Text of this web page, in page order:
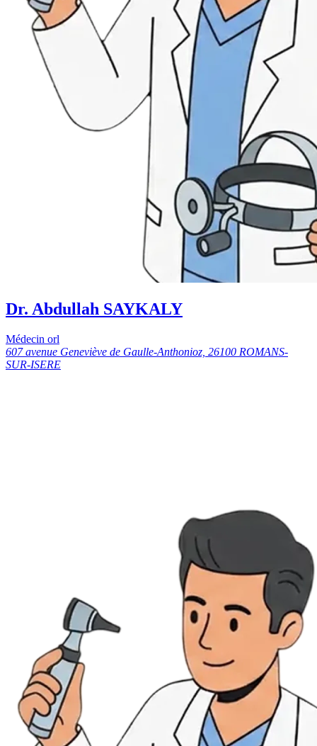
Dr. Abdullah SAYKALY
Médecin orl
607 avenue Geneviève de Gaulle-Anthonioz, 26100 ROMANS-
SUR-ISERE